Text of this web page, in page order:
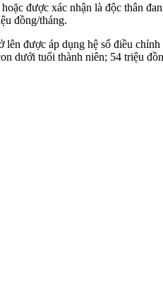
được xác nhận là độc thân
đồng/tháng.
được áp dụng hệ số điều
dưới tuổi thành niên; 54 triệu